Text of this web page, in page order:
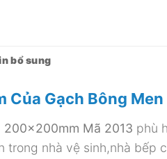
bổ sung
Của Gạch Bông
200x200mm Mã 2013 phù
trong nhà vệ sinh,nhà bếp